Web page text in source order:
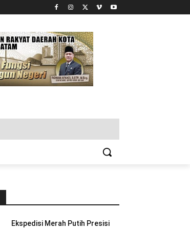
Ekspedisi Merah Putih Presisi